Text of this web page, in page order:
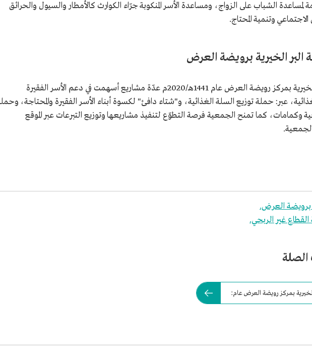
لمساعدة الشباب على الزواج، ومساعدة الأسر المنكوبة جرّاء الكوارث كالأمطار والسيول والحرائق
وتنمية المحتاج.
الخيرية برويضة العرض
نفذت جمعية البر الخيرية بمركز رويضة العرض عام 1441هـ/2020م عدّة مشاريع أسهمت في دعم الأسر الفقيرة
عبر: حملة توزيع السلة الغذائية، و"شتاء دافئ" لكسوة أبناء الأسر الفقيرة والمحتاجة،
كما تمنح الجمعية فرصة التطوّع لتنفيذ مشاريعها وتوزيع التبرعات عبر الموقع
برويضة العرض.
القطاع غير الربحي.
الصلة
بمركز رويضة العرض عام: